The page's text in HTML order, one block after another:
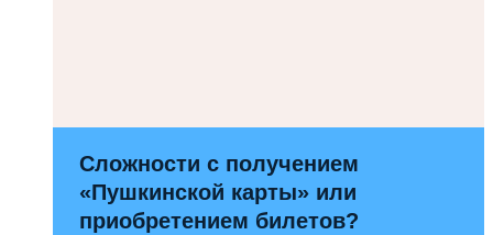
Сложности с получением
«Пушкинской карты» или
приобретением билетов?